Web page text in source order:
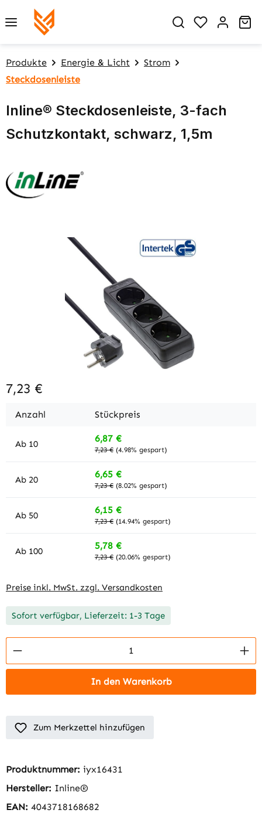
Zum Hauptinhalt springen
Du hast 0
Produkte Energie & Licht
Strom
Steckdosenleiste
Inline® Steckdosenleiste, 3-fach
Schutzkontakt, schwarz, 1,5m
Bildergalerie überspringen
7,23 €
Anzahl Stückpreis
Ab 10 6,87 €
7,23 € (4.98% gespart)
Ab 20 6,65 €
7,23 € (8.02% gespart)
Ab 50 6,15 €
7,23 € (14.94% gespart)
Ab 100 5,78 €
7,23 € (20.06% gespart)
Preise inkl. MwSt. zzgl. Versandkosten
Sofort verfügbar, Lieferzeit: 1-3 Tage
Produkt Anzahl: Gib den gewünschten
In den Warenkorb
Zum Merkzettel hinzufügen
Produktnummer: iyx16431
Hersteller: Inline®
EAN: 4043718168682